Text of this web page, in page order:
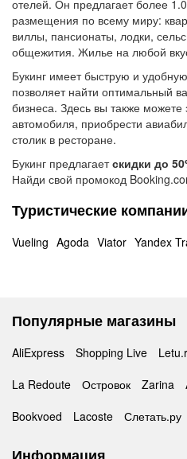
отелей. Он предлагает более
размещения по всему миру:
виллы, пансионаты, лодки,
общежития. Жилье на любой
Букинг имеет быструю и
позволяет найти оптимальный
бизнеса. Здесь вы также можете
автомобиля, приобрести
столик в ресторане.
Букинг предлагаетскидки до
Найди свой промокод
Туристические
Vueling Agoda Viator Yandex
Популярные магазины
AliExpress Shopping Live
La Redoute
Островок Zarina
Bookvoed
Lacoste Слетать.ру